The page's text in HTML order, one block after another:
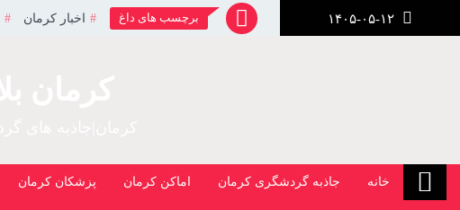
برچسب های داغ اخبار کرمان
خانه جاذبه گردشگری کرمان اماکن کرمان پزشکان کرمان